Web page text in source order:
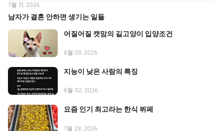
남자가 결혼 안하면 생기는 일들
7월 31, 2026
어질어질 캣맘의 길고양이 입양조건
8월 03, 2026
지능이 낮은 사람의 특징
8월 02, 2026
요즘 인기 최고라는 한식 뷔페
7월 28, 2026